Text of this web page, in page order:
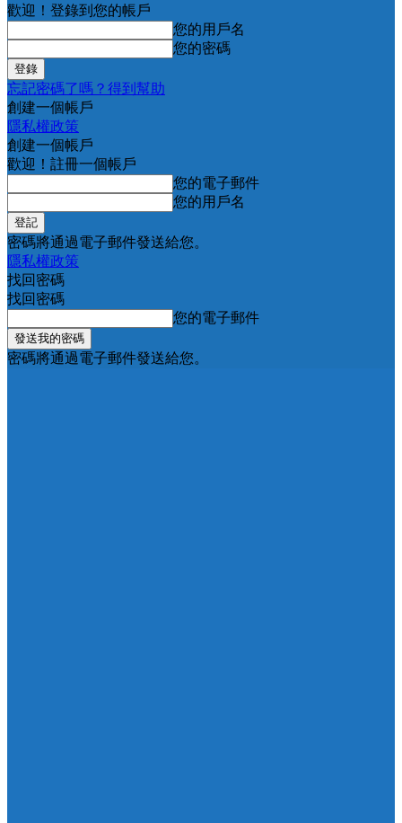
歡迎！登錄到您的帳戶
您的用戶名
您的密碼
忘記密碼了嗎？得到幫助
創建一個帳戶
隱私權政策
創建一個帳戶
歡迎！註冊一個帳戶
您的電子郵件
您的用戶名
密碼將通過電子郵件發送給您。
隱私權政策
找回密碼
找回密碼
您的電子郵件
密碼將通過電子郵件發送給您。